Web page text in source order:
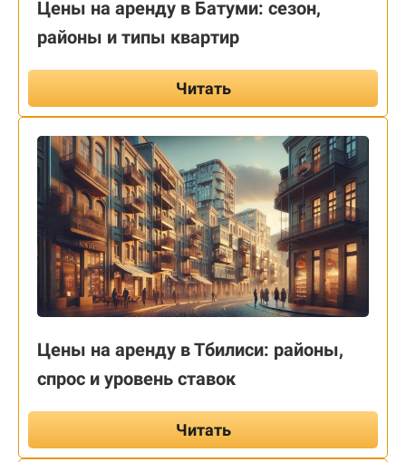
Цены на аренду в Батуми: сезон,
районы и типы квартир
Читать
Цены на аренду в Тбилиси: районы,
спрос и уровень ставок
Читать